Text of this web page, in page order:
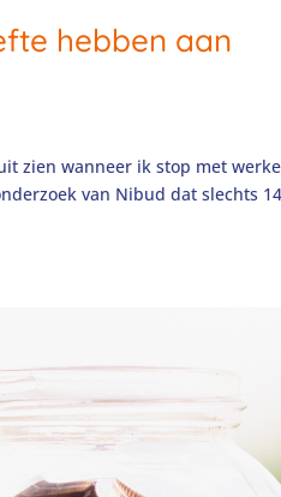
hebben aan
zien wanneer ik stop met
van Nibud dat slechts